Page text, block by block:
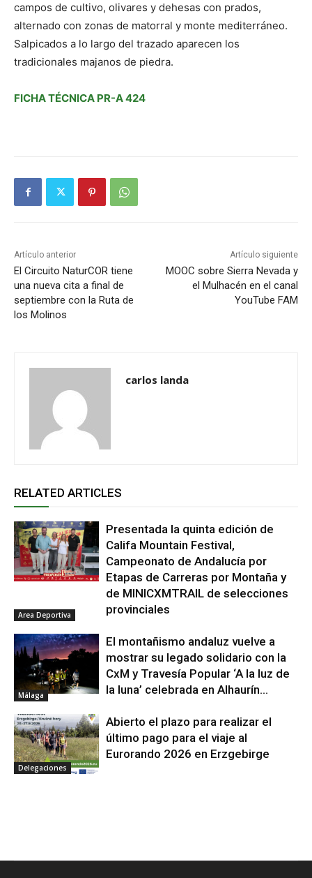
campos de cultivo, olivares y dehesas con prados,
alternado con zonas de matorral y monte mediterráneo.
Salpicados a lo largo del trazado aparecen los
tradicionales majanos de piedra.
FICHA TÉCNICA PR-A 424
Artículo anterior
El Circuito NaturCOR tiene
una nueva cita a final de
septiembre con la Ruta de
los Molinos
Artículo siguiente
MOOC sobre Sierra Nevada y
el Mulhacén en el canal
YouTube FAM
carlos landa
RELATED ARTICLES
Area Deportiva
Presentada la quinta edición de
Califa Mountain Festival,
Campeonato de Andalucía por
Etapas de Carreras por Montaña y
de MINICXMTRAIL de selecciones
provinciales
Málaga
El montañismo andaluz vuelve a
mostrar su legado solidario con la
CxM y Travesía Popular ‘A la luz de
la luna’ celebrada en Alhaurín...
Delegaciones
Abierto el plazo para realizar el
último pago para el viaje al
Eurorando 2026 en Erzgebirge